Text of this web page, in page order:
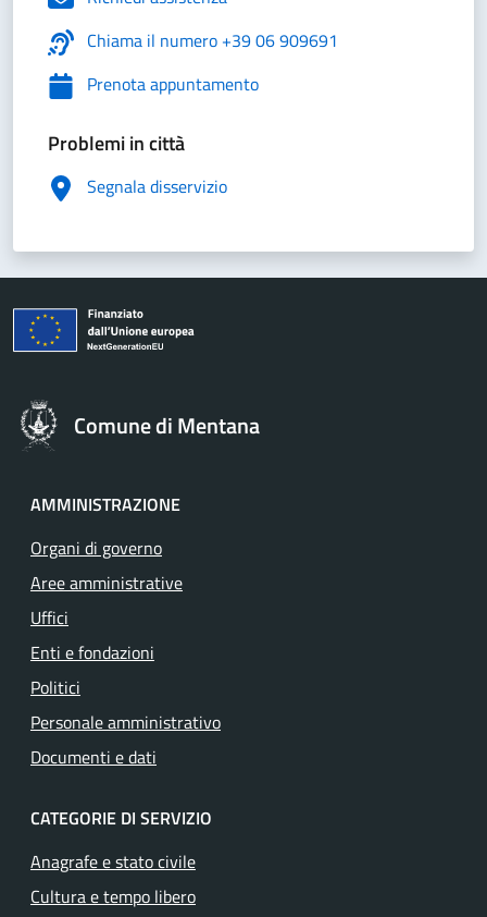
Chiama il numero +39 06 909691
Prenota appuntamento
Problemi in città
Segnala disservizio
Comune di Mentana
AMMINISTRAZIONE
Organi di governo
Aree amministrative
Uffici
Enti e fondazioni
Politici
Personale amministrativo
Documenti e dati
CATEGORIE DI SERVIZIO
Anagrafe e stato civile
Cultura e tempo libero